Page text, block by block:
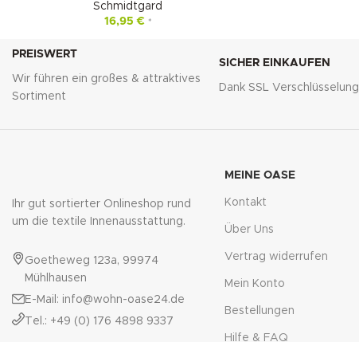
Schmidtgard
16,95€ *
PREISWERT
Wir führen ein großes & attraktives
Sortiment
SICHER EINKAUFEN
Dank SSL Verschlüsselung
Ihr gut sortierter Onlineshop rund
um die textile Innenausstattung.
Goetheweg 123a, 99974
Mühlhausen
E-Mail: info@wohn-oase24.de
Tel.: +49 (0) 176 4898 9337
MEINE OASE
Kontakt
Über Uns
Vertrag widerrufen
Mein Konto
Bestellungen
Hilfe & FAQ